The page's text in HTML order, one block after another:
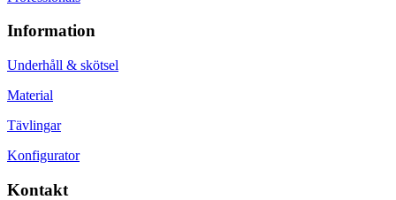
Information
Underhåll & skötsel
Material
Tävlingar
Konfigurator
Kontakt